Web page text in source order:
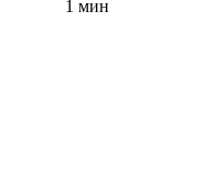
1 мин